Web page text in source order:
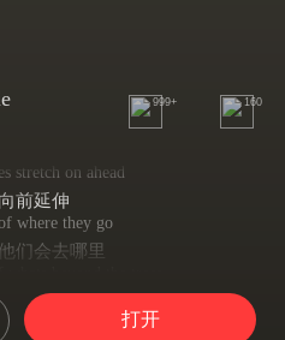
999+ 160
stretch on ahead
前延伸
where they go
们会去哪里
之后的一抹视线
staring back at me打开